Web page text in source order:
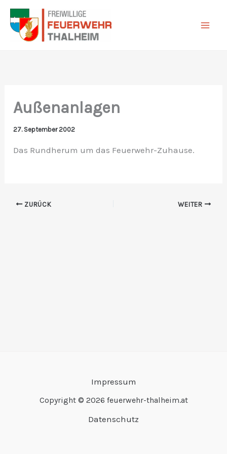
Zum
Inhalt
springen
Außenanlagen
27. September 2002
Das Rundherum um das Feuerwehr-Zuhause.
ZURÜCK WEITER
Impressum
Copyright © 2026 feuerwehr-thalheim.at
Datenschutz